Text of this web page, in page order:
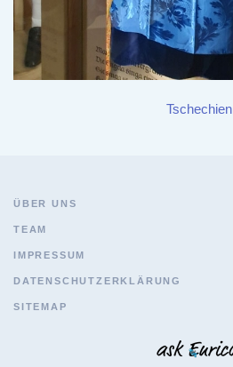
Tschechien
ÜBER UNS
TEAM
IMPRESSUM
DATENSCHUTZERKLÄRUNG
SITEMAP